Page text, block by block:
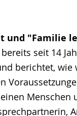
und "Familie
seit 14
berichtet,
Menschen